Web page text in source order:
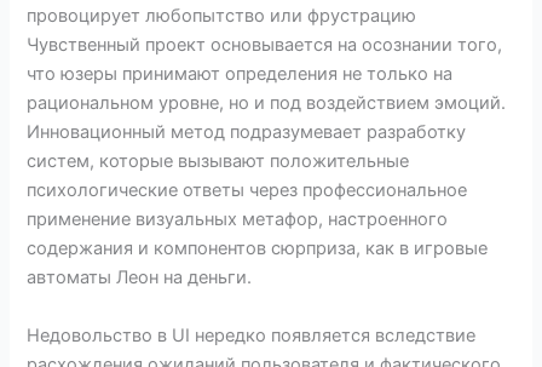
провоцирует любопытство или фрустрацию
Чувственный проект основывается на осознании того,
что юзеры принимают определения не только на
рациональном уровне, но и под воздействием эмоций.
Инновационный метод подразумевает разработку
систем, которые вызывают положительные
психологические ответы через профессиональное
применение визуальных метафор, настроенного
содержания и компонентов сюрприза, как в игровые
автоматы Леон на деньги.
Недовольство в UI нередко появляется вследствие